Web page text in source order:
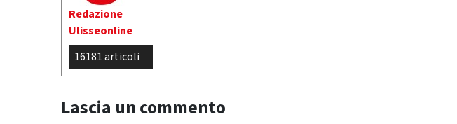
Redazione
Ulisseonline
16181 articoli
Lascia un commento